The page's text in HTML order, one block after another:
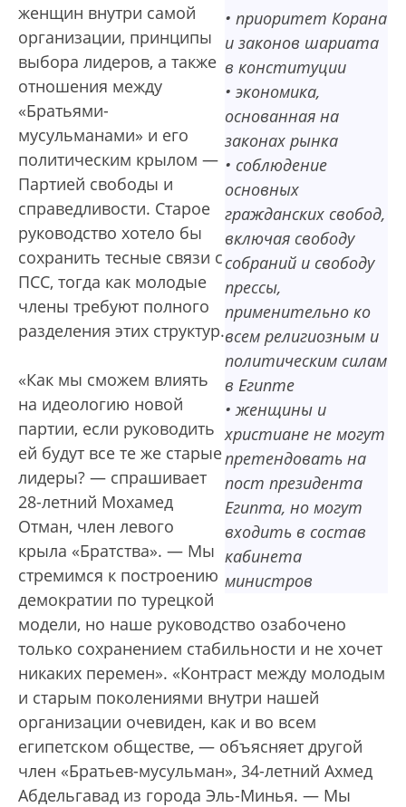
• приоритет Корана
и законов шариата
в конституции
• экономика,
основанная на
законах рынка
• соблюдение
основных
гражданских свобод,
включая свободу
собраний и свободу
прессы,
применительно ко
всем религиозным и
политическим силам
в Египте
• женщины и
христиане не могут
претендовать на
пост президента
Египта, но могут
входить в состав
кабинета
министров
женщин внутри самой
организации, принципы
выбора лидеров, а также
отношения между
«Братьями-
мусульманами» и его
политическим крылом —
Партией свободы и
справедливости. Старое
руководство хотело бы
сохранить тесные связи с
ПСС, тогда как молодые
члены требуют полного
разделения этих структур.
«Как мы сможем влиять
на идеологию новой
партии, если руководить
ей будут все те же старые
лидеры? — спрашивает
28-летний Мохамед
Отман, член левого
крыла «Братства». — Мы
стремимся к построению
демократии по турецкой
модели, но наше руководство озабочено
только сохранением стабильности и не хочет
никаких перемен». «Контраст между молодым
и старым поколениями внутри нашей
организации очевиден, как и во всем
египетском обществе, — объясняет другой
член «Братьев-мусульман», 34-летний Ахмед
Абдельгавад из города Эль-Минья. — Мы